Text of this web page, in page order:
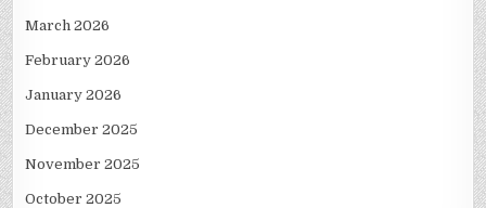
March 2026
February 2026
January 2026
December 2025
November 2025
October 2025